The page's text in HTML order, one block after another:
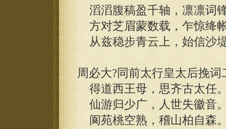
滔滔腹稿盈千轴，凛凛词
方对芝眉蒙数载，乍惊绛
从兹稳步青云上，始信沙
周必大?同前太行皇太后挽词
得道西王母，思齐古太任
仙游归少广，人世失徽音
阆苑桃空熟，稽山柏自森